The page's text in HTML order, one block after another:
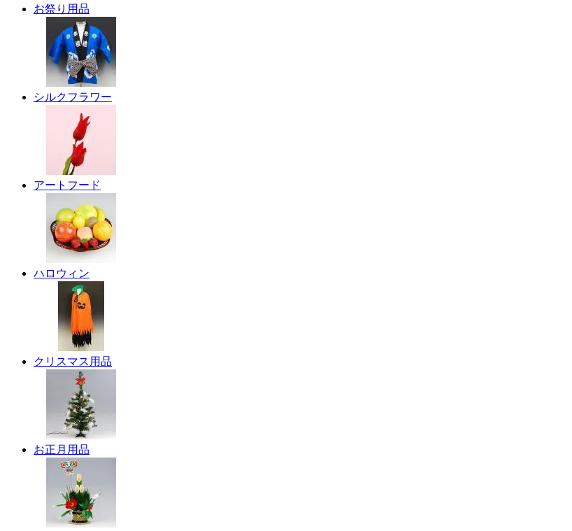
お祭り用品
シルクフラワー
アートフード
ハロウィン
クリスマス用品
お正月用品